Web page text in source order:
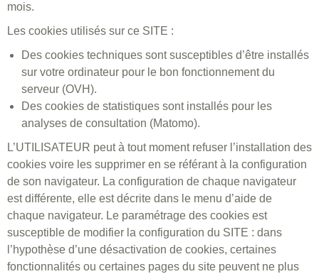
mois.
Les cookies utilisés sur ce SITE :
Des cookies techniques sont susceptibles d’être installés
sur votre ordinateur pour le bon fonctionnement du
serveur (OVH).
Des cookies de statistiques sont installés pour les
analyses de consultation (Matomo).
L’UTILISATEUR peut à tout moment refuser l’installation des
cookies voire les supprimer en se référant à la configuration
de son navigateur. La configuration de chaque navigateur
est différente, elle est décrite dans le menu d’aide de
chaque navigateur. Le paramétrage des cookies est
susceptible de modifier la configuration du SITE : dans
l’hypothèse d’une désactivation de cookies, certaines
fonctionnalités ou certaines pages du site peuvent ne plus